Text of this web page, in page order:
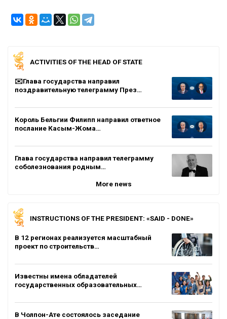
ACTIVITIES OF THE HEAD OF STATE
✉️Глава государства направил
поздравительную телеграмму През…
Король Бельгии Филипп направил ответное
послание Касым-Жома…
Глава государства направил телеграмму
соболезнования родным…
More news
INSTRUCTIONS OF THE PRESIDENT: «SAID - DONE»
В 12 регионах реализуется масштабный
проект по строительств…
Известны имена обладателей
государственных образовательных…
В Чолпон-Ате состоялось заседание